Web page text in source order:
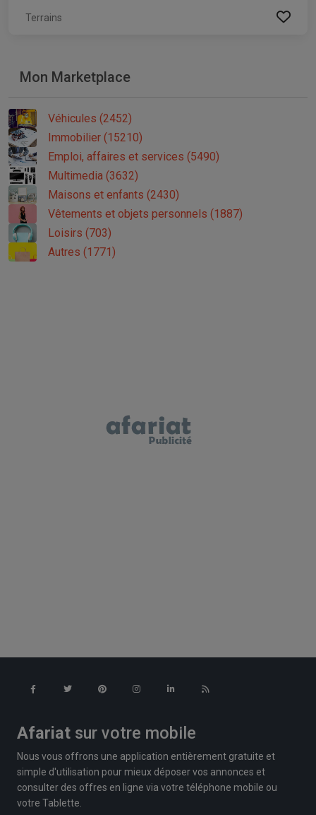
Terrains
Mon Marketplace
Véhicules (2452)
Immobilier (15210)
Emploi, affaires et services (5490)
Multimedia (3632)
Maisons et enfants (2430)
Vêtements et objets personnels (1887)
Loisirs (703)
Autres (1771)
Afariat sur votre mobile
Nous vous offrons une application entièrement gratuite et
simple d'utilisation pour mieux déposer vos annonces et
consulter des offres en ligne via votre téléphone mobile ou
votre Tablette.